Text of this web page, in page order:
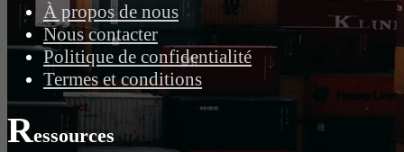
À propos de nous
Nous contacter
Politique de confidentialité
Termes et conditions
Ressources